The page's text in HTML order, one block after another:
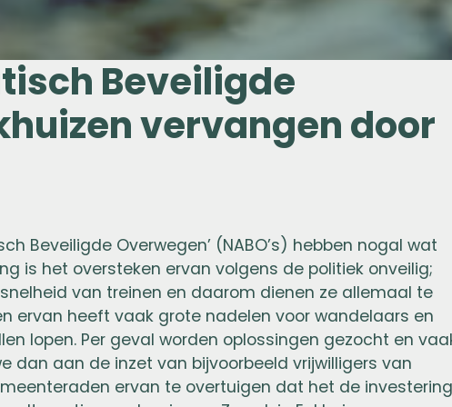
Beveiligde
vervangen door
Beveiligde Overwegen’ (NABO’s) hebben nogal wat
is het oversteken ervan volgens de politiek onveilig;
van treinen en daarom dienen ze allemaal te
ervan heeft vaak grote nadelen voor wandelaars en
lopen. Per geval worden oplossingen gezocht en
dan aan de inzet van bijvoorbeeld vrijwilligers van
ervan te overtuigen dat het de